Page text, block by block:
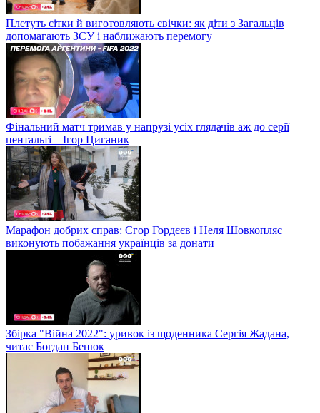
Плетуть сітки й виготовляють свічки: як діти з Загальців
допомагають ЗСУ і наближають перемогу
Фінальний матч тримав у напрузі усіх глядачів аж до серії
пентальті – Ігор Циганик
Марафон добрих справ: Єгор Гордєєв і Неля Шовкопляс
виконують побажання українців за донати
Збірка "Війна 2022": уривок із щоденника Сергія Жадана,
читає Богдан Бенюк